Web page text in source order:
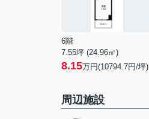
6階
7.55坪 (24.96㎡)
8.15万円(10794.7円/坪)
周辺施設